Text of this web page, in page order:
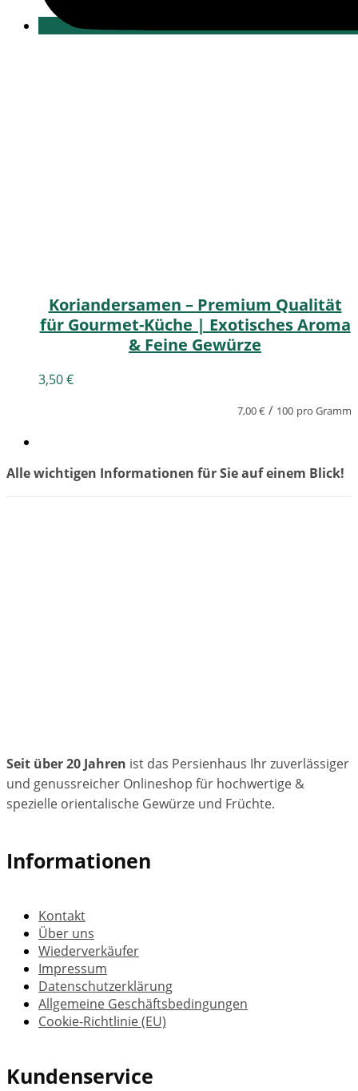
Koriandersamen – Premium Qualität
für Gourmet-Küche | Exotisches Aroma
& Feine Gewürze
3,50€
7,00€ / 100 pro Gramm
Alle wichtigen Informationen für Sie auf einem Blick!
Seit über 20 Jahren ist das Persienhaus Ihr zuverlässiger
und genussreicher Onlineshop für hochwertige &
spezielle orientalische Gewürze und Früchte.
Informationen
Kontakt
Über uns
Wiederverkäufer
Impressum
Datenschutzerklärung
Allgemeine Geschäftsbedingungen
Cookie-Richtlinie (EU)
Kundenservice